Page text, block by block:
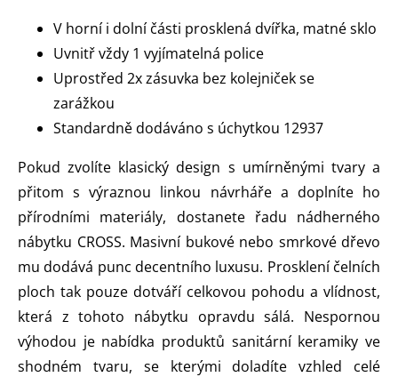
V horní i dolní části prosklená dvířka, matné sklo
Uvnitř vždy 1 vyjímatelná police
Uprostřed 2x zásuvka bez kolejniček se
zarážkou
Standardně dodáváno s úchytkou 12937
Pokud zvolíte klasický design s umírněnými tvary a
přitom s výraznou linkou návrháře a doplníte ho
přírodními materiály, dostanete řadu nádherného
nábytku CROSS. Masivní bukové nebo smrkové dřevo
mu dodává punc decentního luxusu. Prosklení čelních
ploch tak pouze dotváří celkovou pohodu a vlídnost,
která z tohoto nábytku opravdu sálá. Nespornou
výhodou je nabídka produktů sanitární keramiky ve
shodném tvaru, se kterými doladíte vzhled celé